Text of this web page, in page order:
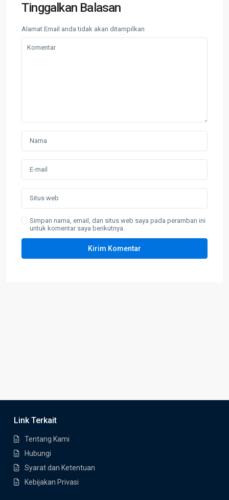
Tinggalkan Balasan
Alamat Email anda tidak akan ditampilkan
Simpan nama, email, dan situs web saya pada peramban ini
untuk komentar saya berikutnya.
Link Terkait
Tentang Kami
Hubungi
Syarat dan Ketentuan
Kebijakan Privasi